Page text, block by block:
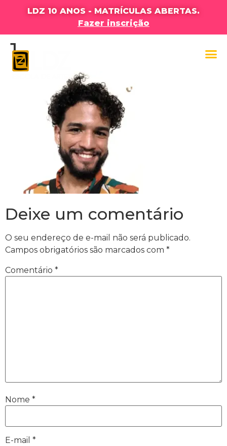
LDZ 10 ANOS - MATRÍCULAS ABERTAS.
Fazer inscrição
1
Deixe um comentário
O seu endereço de e-mail não será publicado.
Campos obrigatórios são marcados com *
Comentário *
Nome *
E-mail *